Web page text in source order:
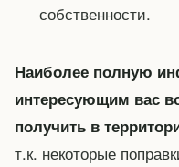
собственности.
Наиболее полную
интересующим вас
получить в
т.к. некоторые